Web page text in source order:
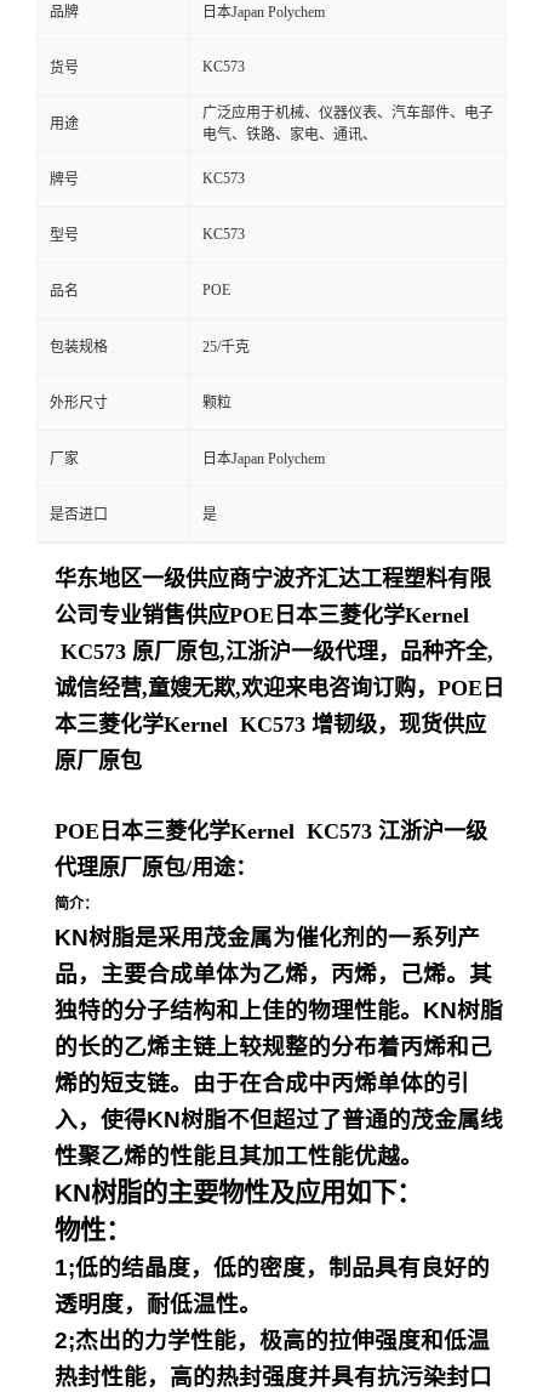
品牌 日本Japan Polychem
货号 KC573
用途
广泛应用于机械、仪器仪表、汽车部件、电子
电气、铁路、家电、通讯、
牌号 KC573
型号 KC573
品名 POE
包装规格 25/千克
外形尺寸 颗粒
厂家 日本Japan Polychem
是否进口 是
华东地区一级供应商宁波齐汇达工程塑料有限
公司 专业销售供应POE日本三菱化学Kernel
KC573 原厂原包,江浙沪一级代理，品种齐全,
诚信经营,童嫂无欺,欢迎来电咨询订购， POE日
本三菱化学Kernel KC573 增韧级，现货供应
原厂原包
POE日本三菱化学Kernel KC573 江浙沪一级
代理原厂原包/用途：
简介：
KN树脂是采用茂金属为催化剂的一系列产
品，主要合成单体为乙烯，丙烯，己烯。其
独特的分子结构和上佳的物理性能。KN树脂
的长的乙烯主链上较规整的分布着丙烯和己
烯的短支链。由于在合成中丙烯单体的引
入，使得KN树脂不但超过了普通的茂金属线
性聚乙烯的性能且其加工性能优越。
KN树脂的主要物性及应用如下：
物性：
1;低的结晶度，低的密度，制品具有良好的
透明度，耐低温性。
2;杰出的力学性能，极高的拉伸强度和低温
热封性能，高的热封强度并具有抗污染封口